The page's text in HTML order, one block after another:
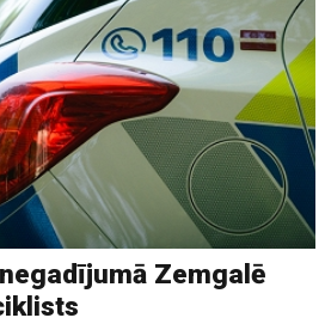
Zemgalē